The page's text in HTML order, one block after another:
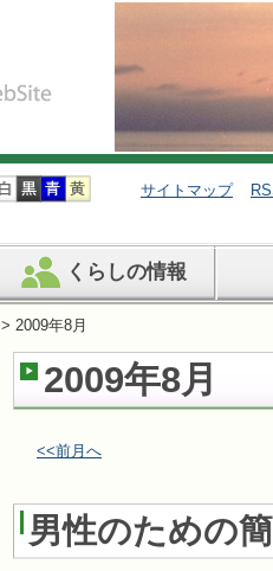
サイトマップ
くらしの情報
> 2009年8月
2009年8月
<<前月へ
男性のための